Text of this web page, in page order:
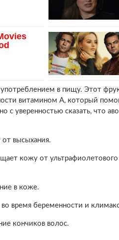
в пищу. Этот
витамином А, который
уверенностью сказать, что
высыхания.
кожу от
в коже.
время беременности и
кончиков волос.